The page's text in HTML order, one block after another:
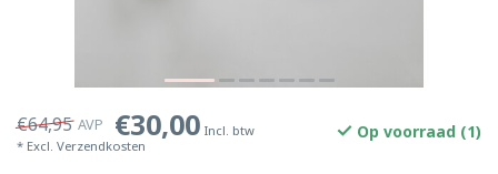
€64,95 AVP €30,00 Incl. btw
* Excl. Verzendkosten
Op voorraad (1)